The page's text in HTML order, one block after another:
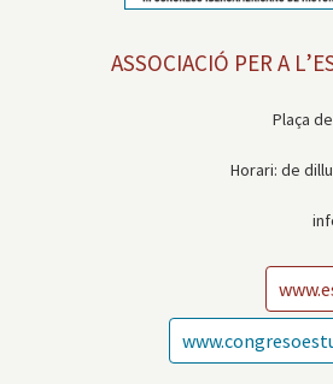
ASSOCIACIÓ PER A
Plaça
Horari: de